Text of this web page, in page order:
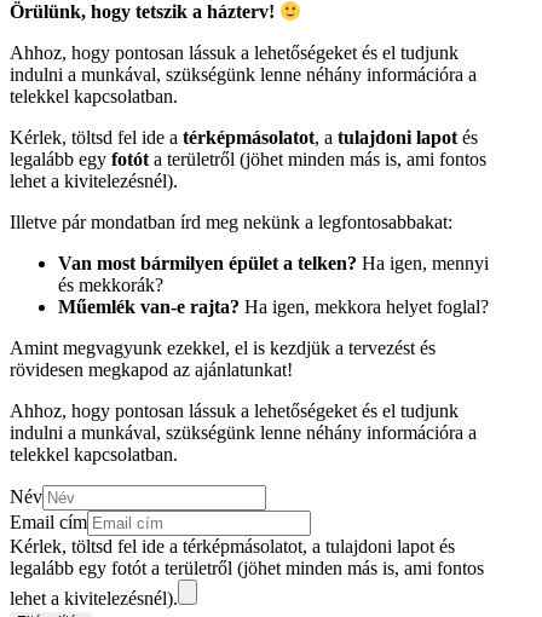
Örülünk, hogy tetszik a házterv!
Ahhoz, hogy pontosan lássuk a lehetőségeket és el tudjunk
indulni a munkával, szükségünk lenne néhány információra a
telekkel kapcsolatban.
Kérlek, töltsd fel ide a térképmásolatot, a tulajdoni lapot és
legalább egy fotót a területről (jöhet minden más is, ami fontos
lehet a kivitelezésnél).
Illetve pár mondatban írd meg nekünk a legfontosabbakat:
Van most bármilyen épület a telken? Ha igen, mennyi
és mekkorák?
Műemlék van-e rajta? Ha igen, mekkora helyet foglal?
Amint megvagyunk ezekkel, el is kezdjük a tervezést és
rövidesen megkapod az ajánlatunkat!
Ahhoz, hogy pontosan lássuk a lehetőségeket és el tudjunk
indulni a munkával, szükségünk lenne néhány információra a
telekkel kapcsolatban.
Név
Email cím
Kérlek, töltsd fel ide a térképmásolatot, a tulajdoni lapot és
legalább egy fotót a területről (jöhet minden más is, ami fontos
lehet a kivitelezésnél).